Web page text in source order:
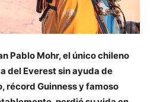
Pablo Mohr, el único chileno
del Everest sin ayuda de
récord Guinness y famoso